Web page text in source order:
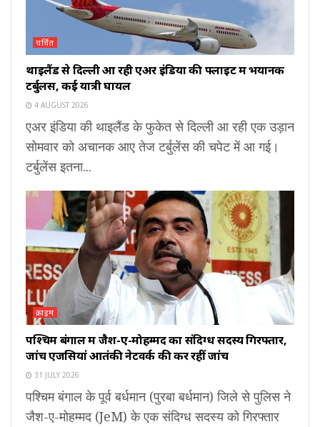
चर्चित
थाइलैंड से दिल्ली आ रही एअर इंडिया की फ्लाइट में भयानक
टर्बुलेंस, कई यात्री घायल
4 AUGUST 2026
एअर इंडिया की थाइलैंड के फुकेत से दिल्ली आ रही एक उड़ान
सोमवार को अचानक आए तेज टर्बुलेंस की चपेट में आ गई।
टर्बुलेंस इतना...
क्राइम
पश्चिम बंगाल में जैश-ए-मोहम्मद का संदिग्ध सदस्य गिरफ्तार,
जांच एजेंसियां आतंकी नेटवर्क की कर रहीं जांच
31 JULY 2026
पश्चिम बंगाल के पूर्व बर्धमान (पुरबा बर्धमान) जिले से पुलिस ने
जैश-ए-मोहम्मद (JeM) के एक संदिग्ध सदस्य को गिरफ्तार